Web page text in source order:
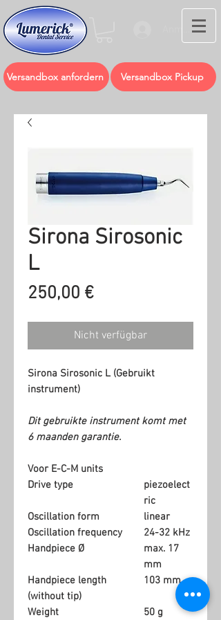
Anmelden
Versandbox anfordern Versandbox Pickup
Sirona Sirosonic
L
250,00 €Preis
Nicht verfügbar
Sirona Sirosonic L (Gebruikt
instrument)
Dit gebruikte instrument komt met
6 maanden garantie.
Voor E-C-M units
Drive type
piezoelect
ric
Oscillation form
linear
Oscillation frequency
24-32 kHz
Handpiece Ø
max. 17
mm
Handpiece length
(without tip)
103 mm
Weight 50 g